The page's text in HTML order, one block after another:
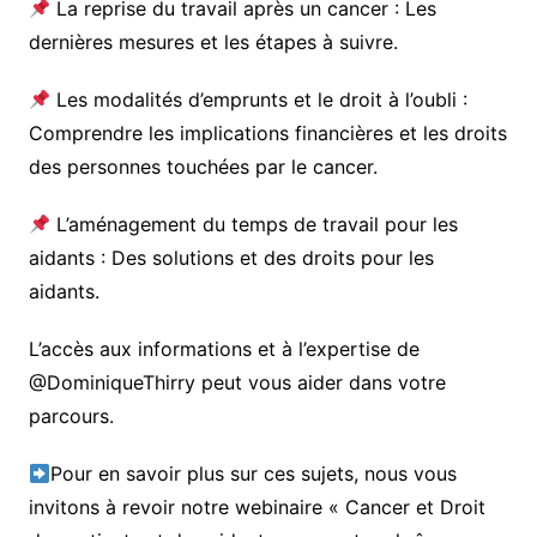
La reprise du travail après un cancer : Les
dernières mesures et les étapes à suivre.
Les modalités d’emprunts et le droit à l’oubli :
Comprendre les implications financières et les droits
des personnes touchées par le cancer.
L’aménagement du temps de travail pour les
aidants : Des solutions et des droits pour les
aidants.
L’accès aux informations et à l’expertise de
@DominiqueThirry peut vous aider dans votre
parcours.
Pour en savoir plus sur ces sujets, nous vous
invitons à revoir notre webinaire « Cancer et Droit